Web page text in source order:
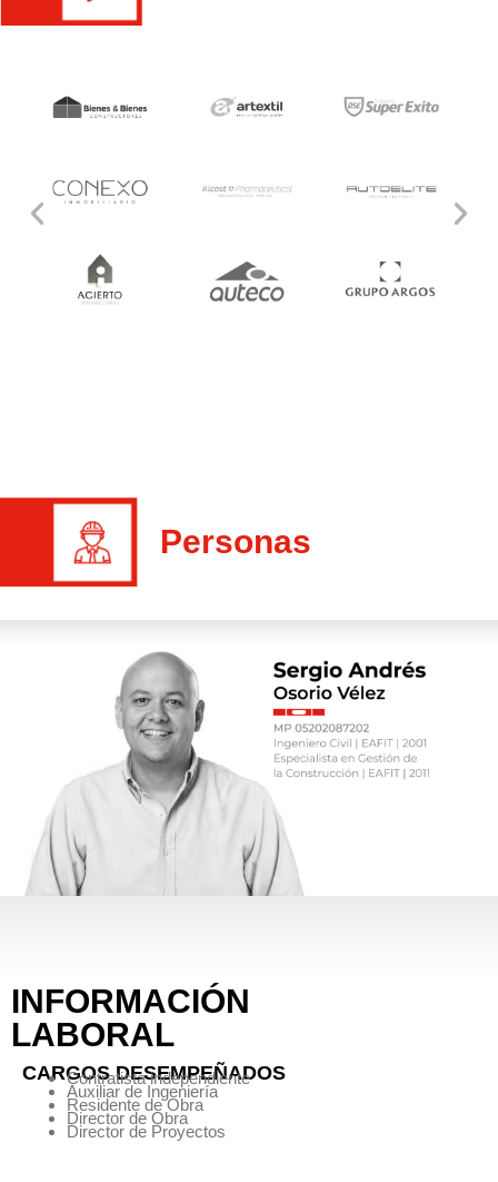
Personas
INFORMACIÓN
LABORAL
CARGOS DESEMPEÑADOS
Contratista independiente
Auxiliar de Ingeniería
Residente de Obra
Director de Obra
Director de Proyectos